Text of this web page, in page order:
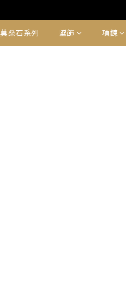
莫桑石系列 墜飾 項鍊